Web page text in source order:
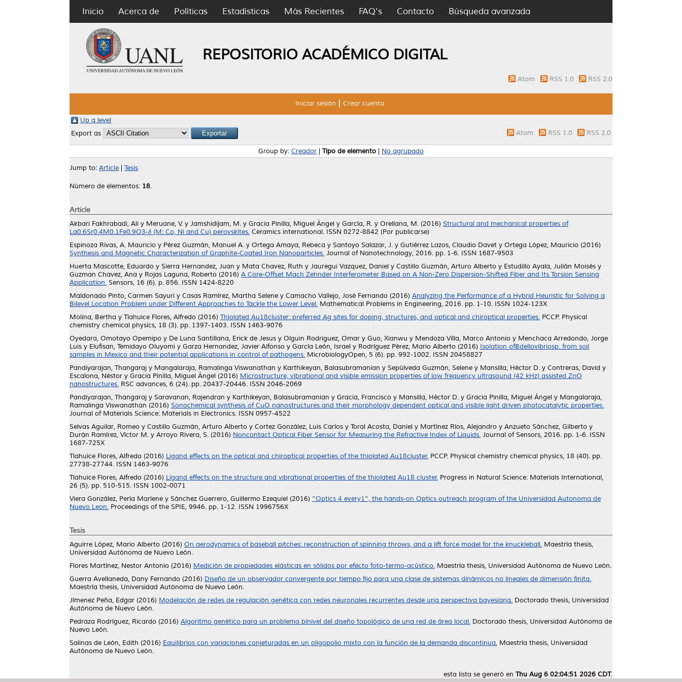
Inicio Acerca de Políticas Estadísticas Más Recientes FAQ's Contacto Búsqueda avanzada
REPOSITORIO ACADÉMICO DIGITAL
Atom RSS 1.0 RSS 2.0
Iniciar sesión Crear cuenta
Up a level
Export as
Atom RSS 1.0 RSS 2.0
Group by: Creador Tipo de elemento No agrupado
Jump to: Article Tesis
Número de elementos: 18.
Article
Akbari Fakhrabadi, Ali y Meruane, V. y Jamshidijam, M. y Gracia Pinilla, Miguel Ángel y García, R. y Orellana, M. (2016) Structural and mechanical properties of
La0.6Sr0.4M0.1Fe0.9O3-δ (M: Co, Ni and Cu) perovskites. Ceramics international. ISSN 0272-8842 (Por publicarse)
Espinoza Rivas, A. Mauricio y Pérez Guzmán, Manuel A. y Ortega Amaya, Rebeca y Santoyo Salazar, J. y Gutiérrez Lazos, Claudio Davet y Ortega López, Mauricio (2016)
Synthesis and Magnetic Characterization of Graphite-Coated Iron Nanoparticles. Journal of Nanotechnology, 2016. pp. 1-6. ISSN 1687-9503
Huerta Mascotte, Eduardo y Sierra Hernandez, Juan y Mata Chavez, Ruth y Jauregui Vazquez, Daniel y Castillo Guzmán, Arturo Alberto y Estudillo Ayala, Julián Moisés y
Guzman Chavez, Ana y Rojas Laguna, Roberto (2016) A Core-Offset Mach Zehnder Interferometer Based on A Non-Zero Dispersion-Shifted Fiber and Its Torsion Sensing
Application. Sensors, 16 (6). p. 856. ISSN 1424-8220
Maldonado Pinto, Carmen Sayuri y Casas Ramírez, Martha Selene y Camacho Vallejo, José Fernando (2016) Analyzing the Performance of a Hybrid Heuristic for Solving a
Bilevel Location Problem under Different Approaches to Tackle the Lower Level. Mathematical Problems in Engineering, 2016. pp. 1-10. ISSN 1024-123X
Molina, Bertha y Tlahuice Flores, Alfredo (2016) Thiolated Au18cluster: preferred Ag sites for doping, structures, and optical and chiroptical properties. PCCP. Physical
chemistry chemical physics, 18 (3). pp. 1397-1403. ISSN 1463-9076
Oyedara, Omotayo Opemipo y De Luna Santillana, Erick de Jesus y Olguin Rodriguez, Omar y Guo, Xianwu y Mendoza Villa, Marco Antonio y Menchaca Arredondo, Jorge
Luis y Elufisan, Temidayo Oluyomi y Garza Hernandez, Javier Alfonso y García León, Israel y Rodríguez Pérez, Mario Alberto (2016) Isolation ofBdellovibriosp. from soil
samples in Mexico and their potential applications in control of pathogens. MicrobiologyOpen, 5 (6). pp. 992-1002. ISSN 20458827
Pandiyarajan, Thangaraj y Mangalaraja, Ramalinga Viswanathan y Karthikeyan, Balasubramanian y Sepúlveda Guzmán, Selene y Mansilla, Héctor D. y Contreras, David y
Escalona, Néstor y Gracia Pinilla, Miguel Ángel (2016) Microstructure, vibrational and visible emission properties of low frequency ultrasound (42 kHz) assisted ZnO
nanostructures. RSC advances, 6 (24). pp. 20437-20446. ISSN 2046-2069
Pandiyarajan, Thangaraj y Saravanan, Rajendran y Karthikeyan, Balasubramanian y Gracia, Francisco y Mansilla, Héctor D. y Gracia Pinilla, Miguel Ángel y Mangalaraja,
Ramalinga Viswanathan (2016) Sonochemical synthesis of CuO nanostructures and their morphology dependent optical and visible light driven photocatalytic properties.
Journal of Materials Science: Materials in Electronics. ISSN 0957-4522
Selvas Aguilar, Romeo y Castillo Guzmán, Arturo Alberto y Cortez González, Luis Carlos y Toral Acosta, Daniel y Martínez Ríos, Alejandro y Anzueto Sánchez, Gilberto y
Durán Ramírez, Víctor M. y Arroyo Rivera, S. (2016) Noncontact Optical Fiber Sensor for Measuring the Refractive Index of Liquids. Journal of Sensors, 2016. pp. 1-6. ISSN
1687-725X
Tlahuice Flores, Alfredo (2016) Ligand effects on the optical and chiroptical properties of the thiolated Au18cluster. PCCP. Physical chemistry chemical physics, 18 (40). pp.
27738-27744. ISSN 1463-9076
Tlahuice Flores, Alfredo (2016) Ligand effects on the structure and vibrational properties of the thiolated Au18 cluster. Progress in Natural Science: Materials International,
26 (5). pp. 510-515. ISSN 1002-0071
Viera González, Perla Marlene y Sánchez Guerrero, Guillermo Ezequiel (2016) “Optics 4 every1”, the hands-on Optics outreach program of the Universidad Autonoma de
Nuevo Leon. Proceedings of the SPIE, 9946. pp. 1-12. ISSN 1996756X
Tesis
Aguirre López, Mario Alberto (2016) On aerodynamics of baseball pitches: reconstruction of spinning throws, and a lift force model for the knuckleball. Maestría thesis,
Universidad Autónoma de Nuevo León.
Flores Martínez, Nestor Antonio (2016) Medición de propiedades elásticas en sólidos por efecto foto-termo-acústico. Maestría thesis, Universidad Autónoma de Nuevo León.
Guerra Avellaneda, Dany Fernando (2016) Diseño de un observador convergente por tiempo fijo para una clase de sistemas dinámicos no lineales de dimensión finita.
Maestría thesis, Universidad Autónoma de Nuevo León.
Jímenez Peña, Edgar (2016) Modelación de redes de regulación genética con redes neuronales recurrentes desde una perspectiva bayesiana. Doctorado thesis, Universidad
Autónoma de Nuevo León.
Pedraza Rodríguez, Ricardo (2016) Algoritmo genético para un problema binivel del diseño topológico de una red de área local. Doctorado thesis, Universidad Autónoma de
Nuevo León.
Salinas de León, Edith (2016) Equilibrios con variaciones conjeturadas en un oligopolio mixto con la función de la demanda discontinua. Maestría thesis, Universidad
Autónoma de Nuevo León.
esta lista se generó en Thu Aug 6 02:04:51 2026 CDT.